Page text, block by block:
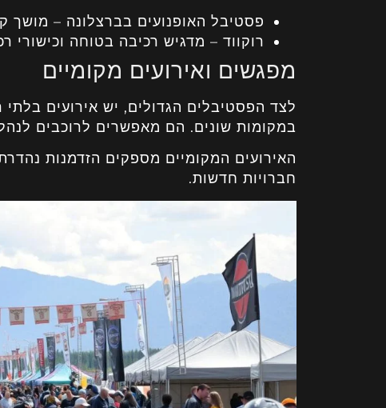
פסטיבל האופנועים בברצלונה – מושך
רוקווד – מדגיש רכיבה בטוחה וכישורי
מפגשים ואירועים מקומיים
לצד הפסטיבלים הגדולים, יש אירועים בלתי
במקומות שונים. הם מאפשרים לרוכבים
האירועים המקומיים מספקים הזדמנות
חברויות חדשות.